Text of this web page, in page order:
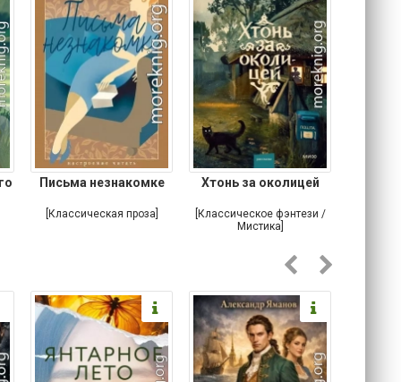
Письма незнакомке
[Классическая проза]
Хтонь за околицей
[Классическое фэнтези /
Мистика]